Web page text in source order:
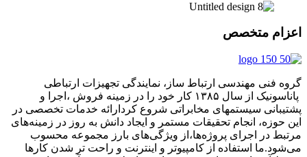
اعزام متخصص
گروه فنی مهندسی ارتباط ساز، نمایندگی تجهیزات ارتباطی
پاناسونیک از سال ۱۳۸۵ کار خود را در زمینه فروش ،اجرا و
پشتیبانی سیستمهای مخابراتی شروع کردارائه خدمات تخصصی در
این حوزه، انجام تحقیقات مستمر و ایجاد دانش به‌ روز در زمینه‌های
مرتبط در اجرای پروژه‌ها،از ویژگی‌های بارز مجموعه محسوب
می‌شود.ما استفاده از کامپیوتر و اینترنت و راحت تر شدن کارها